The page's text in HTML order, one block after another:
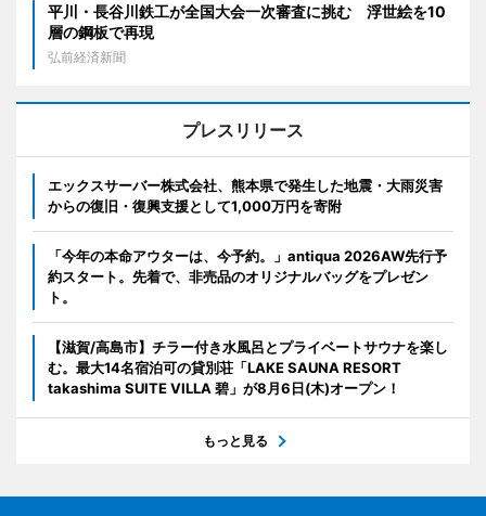
平川・長谷川鉄工が全国大会一次審査に挑む 浮世絵を10
層の鋼板で再現
弘前経済新聞
プレスリリース
エックスサーバー株式会社、熊本県で発生した地震・大雨災害
からの復旧・復興支援として1,000万円を寄附
「今年の本命アウターは、今予約。」antiqua 2026AW先行予
約スタート。先着で、非売品のオリジナルバッグをプレゼン
ト。
【滋賀/高島市】チラー付き水風呂とプライベートサウナを楽し
む。最大14名宿泊可の貸別荘「LAKE SAUNA RESORT
takashima SUITE VILLA 碧」が8月6日(木)オープン！
もっと見る